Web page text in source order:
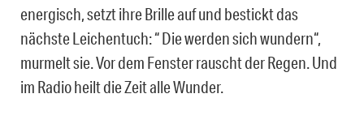
energisch, setzt ihre Brille auf und bestickt das
nächste Leichentuch: “ Die werden sich wundern“,
murmelt sie. Vor dem Fenster rauscht der Regen. Und
im Radio heilt die Zeit alle Wunder.